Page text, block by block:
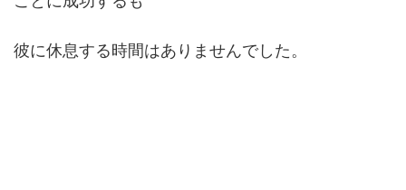
彼に休息する時間はありませんでした。